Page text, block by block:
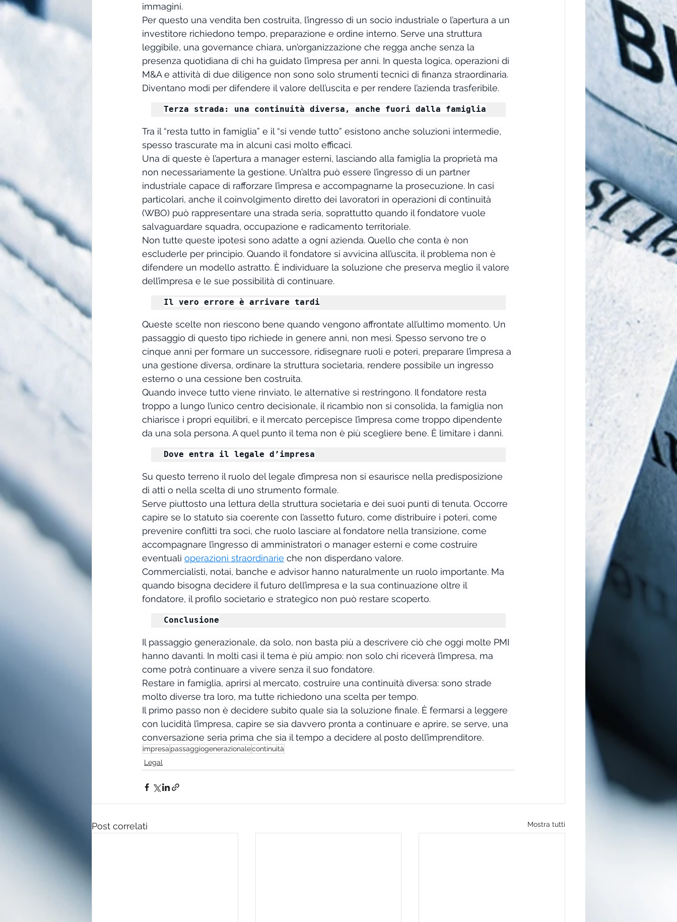
immagini.
Per questo una vendita ben costruita, l’ingresso di un socio industriale o l’apertura a un
investitore richiedono tempo, preparazione e ordine interno. Serve una struttura
leggibile, una governance chiara, un’organizzazione che regga anche senza la
presenza quotidiana di chi ha guidato l’impresa per anni. In questa logica, operazioni di
M&A e attività di due diligence non sono solo strumenti tecnici di finanza straordinaria.
Diventano modi per difendere il valore dell’uscita e per rendere l’azienda trasferibile.
Terza strada: una continuità diversa, anche fuori dalla famiglia
Tra il “resta tutto in famiglia” e il “si vende tutto” esistono anche soluzioni intermedie,
spesso trascurate ma in alcuni casi molto efficaci.
Una di queste è l’apertura a manager esterni, lasciando alla famiglia la proprietà ma
non necessariamente la gestione. Un’altra può essere l’ingresso di un partner
industriale capace di rafforzare l’impresa e accompagnarne la prosecuzione. In casi
particolari, anche il coinvolgimento diretto dei lavoratori in operazioni di continuità
(WBO) può rappresentare una strada seria, soprattutto quando il fondatore vuole
salvaguardare squadra, occupazione e radicamento territoriale.
Non tutte queste ipotesi sono adatte a ogni azienda. Quello che conta è non
escluderle per principio. Quando il fondatore si avvicina all’uscita, il problema non è
difendere un modello astratto. È individuare la soluzione che preserva meglio il valore
dell’impresa e le sue possibilità di continuare.
Il vero errore è arrivare tardi
Queste scelte non riescono bene quando vengono affrontate all’ultimo momento. Un
passaggio di questo tipo richiede in genere anni, non mesi. Spesso servono tre o
cinque anni per formare un successore, ridisegnare ruoli e poteri, preparare l’impresa a
una gestione diversa, ordinare la struttura societaria, rendere possibile un ingresso
esterno o una cessione ben costruita.
Quando invece tutto viene rinviato, le alternative si restringono. Il fondatore resta
troppo a lungo l’unico centro decisionale, il ricambio non si consolida, la famiglia non
chiarisce i propri equilibri, e il mercato percepisce l’impresa come troppo dipendente
da una sola persona. A quel punto il tema non è più scegliere bene. È limitare i danni.
Dove entra il legale d’impresa
Su questo terreno il ruolo del legale d’impresa non si esaurisce nella predisposizione
di atti o nella scelta di uno strumento formale.
Serve piuttosto una lettura della struttura societaria e dei suoi punti di tenuta. Occorre
capire se lo statuto sia coerente con l’assetto futuro, come distribuire i poteri, come
prevenire conflitti tra soci, che ruolo lasciare al fondatore nella transizione, come
accompagnare l’ingresso di amministratori o manager esterni e come costruire
eventuali operazioni straordinarie che non disperdano valore.
Commercialisti, notai, banche e advisor hanno naturalmente un ruolo importante. Ma
quando bisogna decidere il futuro dell’impresa e la sua continuazione oltre il
fondatore, il profilo societario e strategico non può restare scoperto.
Conclusione
Il passaggio generazionale, da solo, non basta più a descrivere ciò che oggi molte PMI
hanno davanti. In molti casi il tema è più ampio: non solo chi riceverà l’impresa, ma
come potrà continuare a vivere senza il suo fondatore.
Restare in famiglia, aprirsi al mercato, costruire una continuità diversa: sono strade
molto diverse tra loro, ma tutte richiedono una scelta per tempo.
Il primo passo non è decidere subito quale sia la soluzione finale. È fermarsi a leggere
con lucidità l’impresa, capire se sia davvero pronta a continuare e aprire, se serve, una
conversazione seria prima che sia il tempo a decidere al posto dell’imprenditore.
impresa passaggiogenerazionalecontinuità
Legal
Post correlati Mostra tutti